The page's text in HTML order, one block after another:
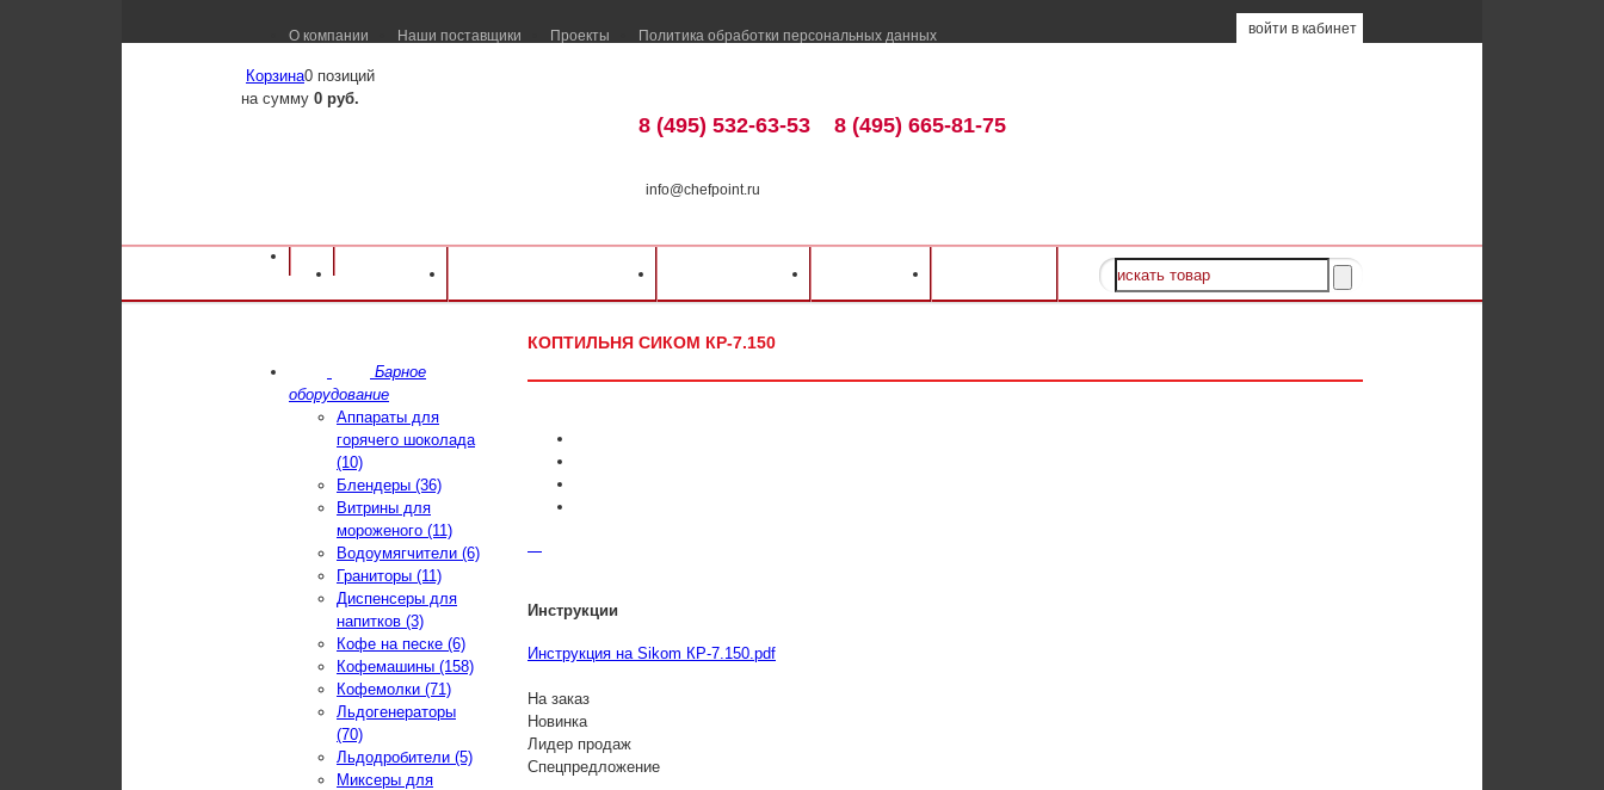
войти в кабинет
О компании Наши поставщики Проекты Политика обработки персональных данных
Корзина0 позиций
на сумму 0 руб.
8 (495) 532-63-53
info@chefpoint.ru
8 (495) 665-81-75
Оборудование для ресторанов и кафе
КОПТИЛЬНЯ СИКОМ КР-7.150
Инструкции
Инструкция на Sikom КР-7.150.pdf
На заказ
Новинка
Лидер продаж
Спецпредложение
Барное
оборудование
Аппараты для
горячего шоколада
(10)
Блендеры (36)
Витрины для
мороженого (11)
Водоумягчители (6)
Граниторы (11)
Диспенсеры для
напитков (3)
Кофе на песке (6)
Кофемашины (158)
Кофемолки (71)
Льдогенераторы
(70)
Льдодробители (5)
Миксеры для